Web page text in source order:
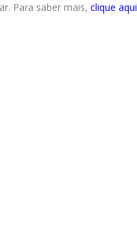
Para saber mais, clique aqui